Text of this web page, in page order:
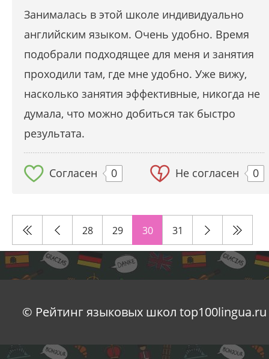
Занималась в этой школе индивидуально
английским языком. Очень удобно. Время
подобрали подходящее для меня и занятия
проходили там, где мне удобно. Уже вижу,
насколько занятия эффективные, никогда не
думала, что можно добиться так быстро
результата.
Согласен 0 Не согласен 0
28 29 30 31
© Рейтинг языковых школ top100lingua.ru